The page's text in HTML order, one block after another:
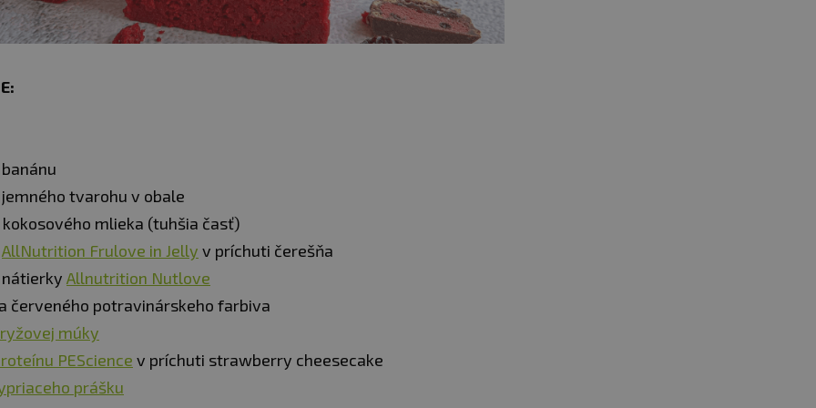
tvarohu v obale
mlieka (tuhšia časť)
AllNutrition Frulove in Jelly v príchuti čerešňa
Allnutrition Nutlove
červeného potravinárskeho farbiva
ryžovej múky
PEScience v príchuti strawberry cheesecake
prášku